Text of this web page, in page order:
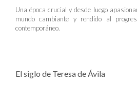
Una época crucial y desde luego
mundo cambiante y rendido al
contemporáneo.
El siglo de Teresa de Ávila